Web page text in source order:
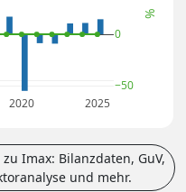
2020 2025
−50
0
%
Imax: Bilanzdaten, GuV,
und mehr.